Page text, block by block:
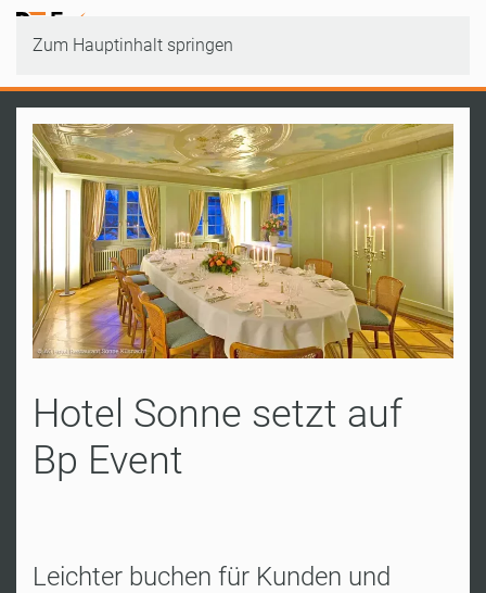
Zum Hauptinhalt springen
Hotel Sonne setzt auf
Bp Event
Leichter buchen für Kunden und